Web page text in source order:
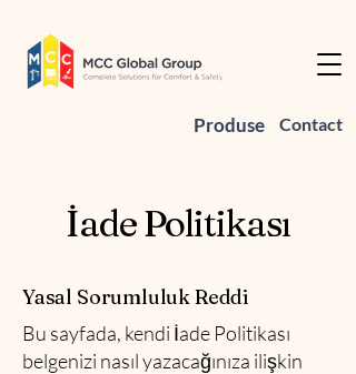
Produse Contact
İade Politikası
Yasal Sorumluluk Reddi
Bu sayfada, kendi İade Politikası
belgenizi nasıl yazacağınıza ilişkin